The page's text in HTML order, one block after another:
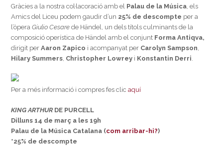
Gràcies a la nostra col·lacoració amb el Palau de la Música , els
Amics del Liceu podem gaudir d’un 25% de descompte per a
l’òperaGiulio Cesare de Händel, un dels títols culminants de la
composició operística de Händel amb el conjunt Forma Antiqva,
dirigit perAaron Zapico i acompanyat per Carolyn Sampson
Hilary Summers Christopher Lowrey i Konstantin Derri
Per a més informació i compres fes clicaquí
KING ARTHURDE PURCELL
Dilluns 14 de març a les 19h
Palau de la Música Catalana (com arribar-hi?)
*25% de descompte